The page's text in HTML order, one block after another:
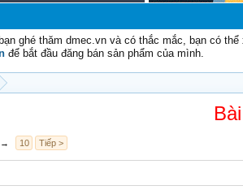
ghé thăm dmec.vn và có thắc mắc, bạn có
để bắt đầu đăng bán sản phẩm của mình.
→ 10 Tiếp >